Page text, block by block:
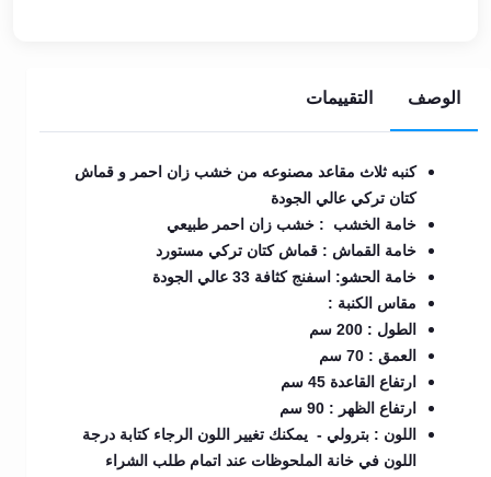
الوصف التقييمات
كنبه ثلاث مقاعد مصنوعه من خشب زان احمر و قماش
كتان تركي عالي الجودة
خامة الخشب : خشب زان احمر طبيعي
خامة القماش : قماش كتان تركي مستورد
خامة الحشو: اسفنج كثافة 33 عالي الجودة
مقاس الكنبة :
الطول : 200 سم
العمق : 70 سم
ارتفاع القاعدة 45 سم
ارتفاع الظهر : 90 سم
اللون : بترولي - يمكنك تغيير اللون الرجاء كتابة درجة
اللون في خانة الملحوظات عند اتمام طلب الشراء